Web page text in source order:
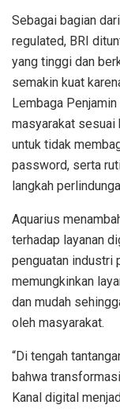
Sebagai bagian dari
regulated, BRI
yang tinggi dan
semakin kuat
Lembaga Penjamin
masyarakat sesuai
untuk tidak
password, serta
langkah
Aquarius
terhadap layanan
penguatan industri
memungkinkan
dan mudah
oleh masyarakat.
“Di tengah
bahwa transformasi
Kanal digital